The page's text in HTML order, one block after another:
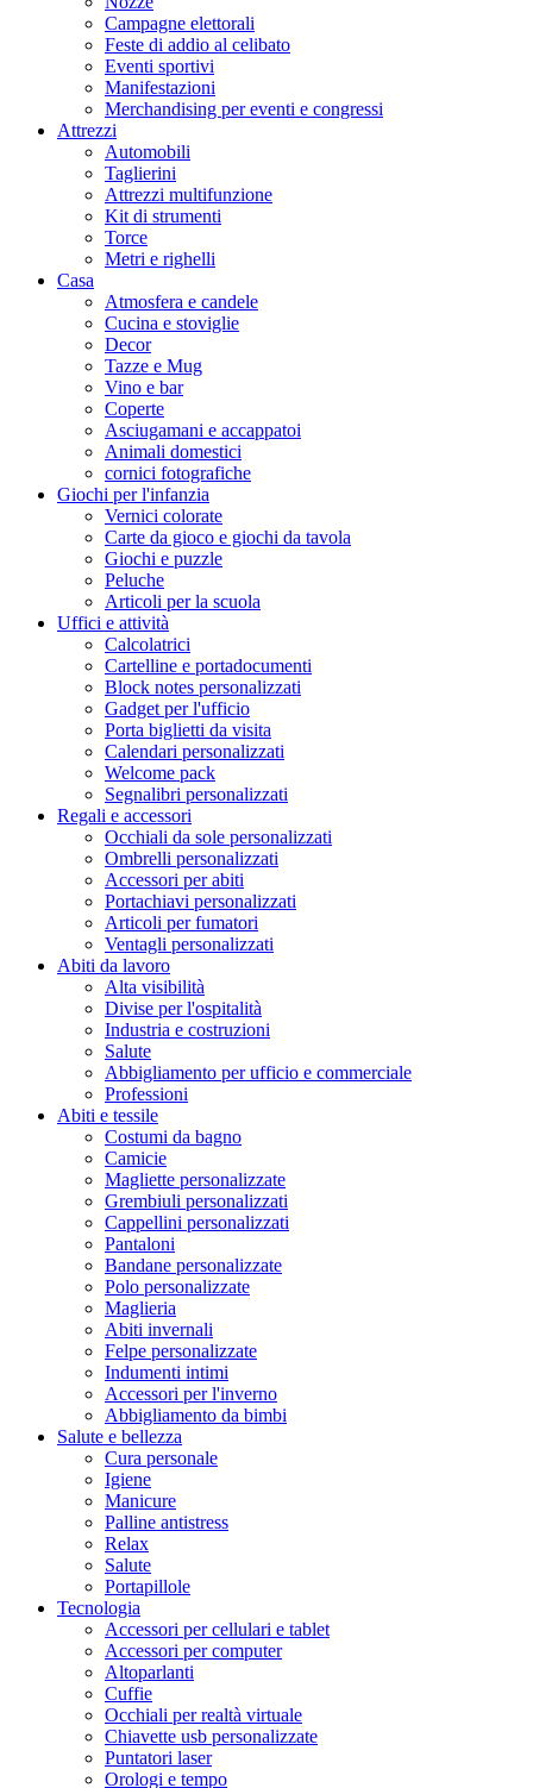
Campagne elettorali
Feste di addio al celibato
Eventi sportivi
Manifestazioni
Merchandising per eventi e congressi
Attrezzi
Automobili
Taglierini
Attrezzi multifunzione
Kit di strumenti
Torce
Metri e righelli
Casa
Atmosfera e candele
Cucina e stoviglie
Decor
Tazze e Mug
Vino e bar
Coperte
Asciugamani e accappatoi
Animali domestici
cornici fotografiche
Giochi per l'infanzia
Vernici colorate
Carte da gioco e giochi da tavola
Giochi e puzzle
Peluche
Articoli per la scuola
Uffici e attività
Calcolatrici
Cartelline e portadocumenti
Block notes personalizzati
Gadget per l'ufficio
Porta biglietti da visita
Calendari personalizzati
Welcome pack
Segnalibri personalizzati
Regali e accessori
Occhiali da sole personalizzati
Ombrelli personalizzati
Accessori per abiti
Portachiavi personalizzati
Articoli per fumatori
Ventagli personalizzati
Abiti da lavoro
Alta visibilità
Divise per l'ospitalità
Industria e costruzioni
Salute
Abbigliamento per ufficio e commerciale
Professioni
Abiti e tessile
Costumi da bagno
Camicie
Magliette personalizzate
Grembiuli personalizzati
Cappellini personalizzati
Pantaloni
Bandane personalizzate
Polo personalizzate
Maglieria
Abiti invernali
Felpe personalizzate
Indumenti intimi
Accessori per l'inverno
Abbigliamento da bimbi
Salute e bellezza
Cura personale
Igiene
Manicure
Palline antistress
Relax
Salute
Portapillole
Tecnologia
Accessori per cellulari e tablet
Accessori per computer
Altoparlanti
Cuffie
Occhiali per realtà virtuale
Chiavette usb personalizzate
Puntatori laser
Orologi e tempo